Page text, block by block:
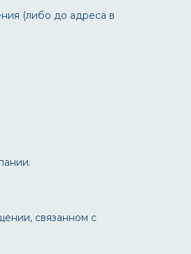
(либо до адреса в
связанном с